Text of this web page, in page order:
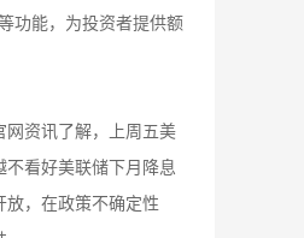
功能，为投资者提供额
资讯了解，上周五美
看好美联储下月降息
，在政策不确定性